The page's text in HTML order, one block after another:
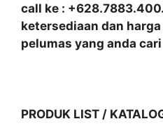
call ke :
ketersediaan dan
pelumas yang anda cari
PRODUK LIST /